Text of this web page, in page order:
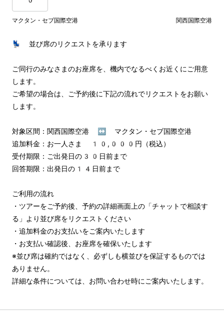
マクタン・セブ国際空港 関西国際空港
💺 並び席のリクエストを承ります
ご同行のみなさまのお座席を、機内でなるべくお近くにご用意
します。
ご希望の場合は、ご予約後に下記の流れでリクエストをお願い
します。
対象区間：関西国際空港 ↔︎ マクタン・セブ国際空港
追加料金：お一人さま 10,000円（税込）
受付期限：ご出発日の30日前まで
回答期限：出発日の14日前まで
ご利用の流れ
・ツアーをご予約後、予約の詳細画面上の「チャットで相談す
る」より並び席をリクエストください
・追加料金のお支払いをご案内いたします
・お支払い確認後、お座席を確保いたします
※並び席は確約ではなく、必ずしも横並びを保証するものでは
ありません。
詳細な条件については、お問い合わせ時にご案内いたします。